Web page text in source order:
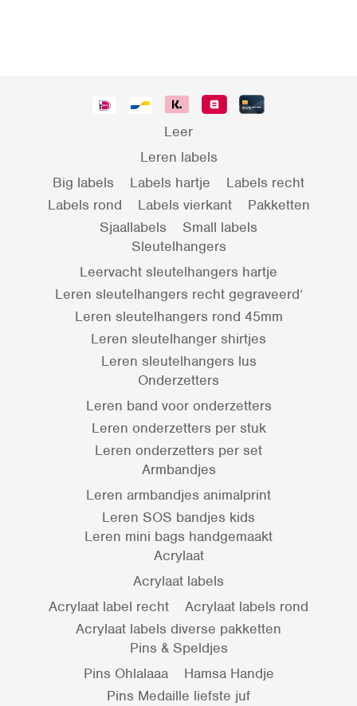
Leer
Leren labels
Big labels
Labels hartje
Labels recht
Labels rond
Labels vierkant
Pakketten
Sjaallabels
Small labels
Sleutelhangers
Leervacht sleutelhangers hartje
Leren sleutelhangers recht gegraveerd’
Leren sleutelhangers rond 45mm
Leren sleutelhanger shirtjes
Leren sleutelhangers lus
Onderzetters
Leren band voor onderzetters
Leren onderzetters per stuk
Leren onderzetters per set
Armbandjes
Leren armbandjes animalprint
Leren SOS bandjes kids
Leren mini bags handgemaakt
Acrylaat
Acrylaat labels
Acrylaat label recht
Acrylaat labels rond
Acrylaat labels diverse pakketten
Pins & Speldjes
Pins Ohlalaaa
Hamsa Handje
Pins Medaille liefste juf